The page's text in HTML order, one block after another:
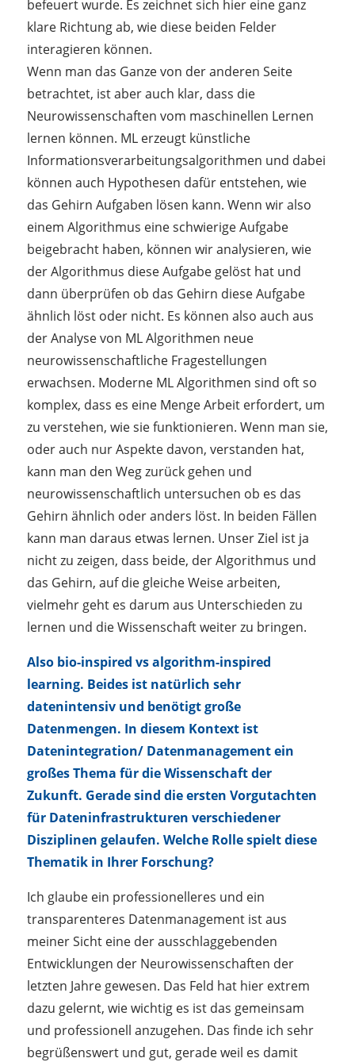
befeuert wurde. Es zeichnet sich hier eine ganz
klare Richtung ab, wie diese beiden Felder
interagieren können.
Wenn man das Ganze von der anderen Seite
betrachtet, ist aber auch klar, dass die
Neurowissenschaften vom maschinellen Lernen
lernen können. ML erzeugt künstliche
Informationsverarbeitungsalgorithmen und dabei
können auch Hypothesen dafür entstehen, wie
das Gehirn Aufgaben lösen kann. Wenn wir also
einem Algorithmus eine schwierige Aufgabe
beigebracht haben, können wir analysieren, wie
der Algorithmus diese Aufgabe gelöst hat und
dann überprüfen ob das Gehirn diese Aufgabe
ähnlich löst oder nicht. Es können also auch aus
der Analyse von ML Algorithmen neue
neurowissenschaftliche Fragestellungen
erwachsen. Moderne ML Algorithmen sind oft so
komplex, dass es eine Menge Arbeit erfordert, um
zu verstehen, wie sie funktionieren. Wenn man sie,
oder auch nur Aspekte davon, verstanden hat,
kann man den Weg zurück gehen und
neurowissenschaftlich untersuchen ob es das
Gehirn ähnlich oder anders löst. In beiden Fällen
kann man daraus etwas lernen. Unser Ziel ist ja
nicht zu zeigen, dass beide, der Algorithmus und
das Gehirn, auf die gleiche Weise arbeiten,
vielmehr geht es darum aus Unterschieden zu
lernen und die Wissenschaft weiter zu bringen.
Also bio-inspired vs algorithm-inspired
learning. Beides ist natürlich sehr
datenintensiv und benötigt große
Datenmengen. In diesem Kontext ist
Datenintegration/ Datenmanagement ein
großes Thema für die Wissenschaft der
Zukunft. Gerade sind die ersten Vorgutachten
für Dateninfrastrukturen verschiedener
Disziplinen gelaufen. Welche Rolle spielt diese
Thematik in Ihrer Forschung?
Ich glaube ein professionelleres und ein
transparenteres Datenmanagement ist aus
meiner Sicht eine der ausschlaggebenden
Entwicklungen der Neurowissenschaften der
letzten Jahre gewesen. Das Feld hat hier extrem
dazu gelernt, wie wichtig es ist das gemeinsam
und professionell anzugehen. Das finde ich sehr
begrüßenswert und gut, gerade weil es damit